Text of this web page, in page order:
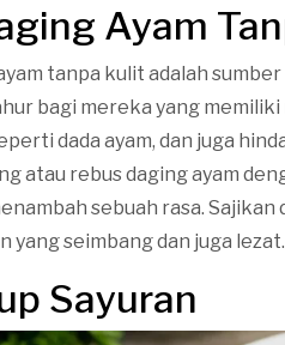
Ayam
tanpa kulit adalah
bagi mereka yang
dada ayam, dan juga
atau rebus daging ayam
sebuah rasa.
yang seimbang dan juga lezat.
Sayuran